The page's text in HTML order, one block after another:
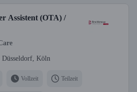
Assistent (OTA) /
Köln
Vollzeit Teilzeit